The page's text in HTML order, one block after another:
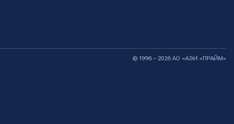
© 1996 – 2026 АО «АЭИ «ПРАЙМ»